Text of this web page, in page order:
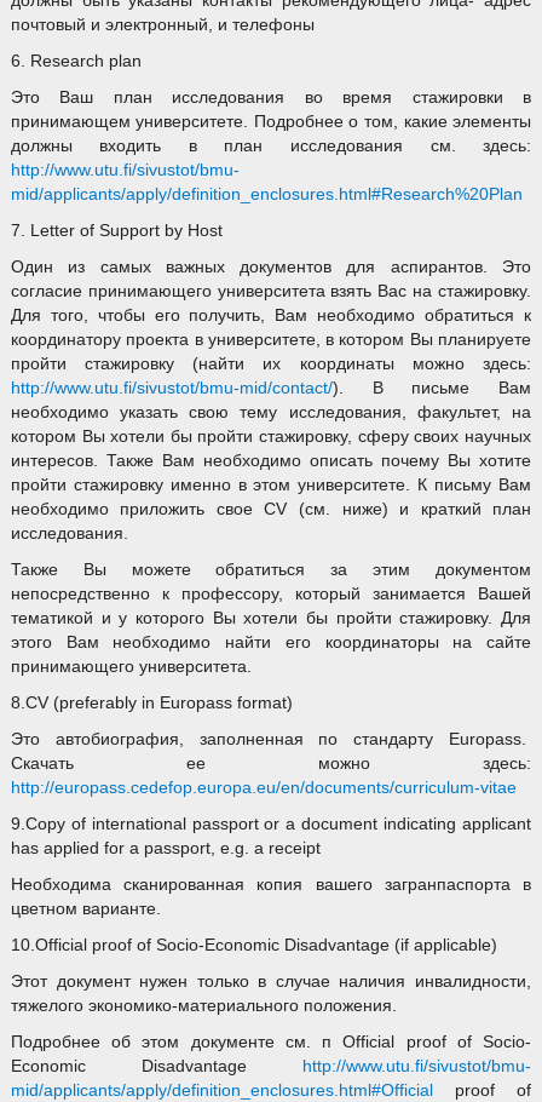
почтовый и электронный, и телефоны
6. Research plan
Это Ваш план исследования во время стажировки в
принимающем университете. Подробнее о том, какие элементы
должны входить в план исследования см. здесь:
http://www.utu.fi/sivustot/bmu-
mid/applicants/apply/definition_enclosures.html#Research%20Plan
7. Letter of Support by Host
Один из самых важных документов для аспирантов. Это
согласие принимающего университета взять Вас на стажировку.
Для того, чтобы его получить, Вам необходимо обратиться к
координатору проекта в университете, в котором Вы планируете
пройти стажировку (найти их координаты можно здесь:
http://www.utu.fi/sivustot/bmu-mid/contact/). В письме Вам
необходимо указать свою тему исследования, факультет, на
котором Вы хотели бы пройти стажировку, сферу своих научных
интересов. Также Вам необходимо описать почему Вы хотите
пройти стажировку именно в этом университете. К письму Вам
необходимо приложить свое CV (см. ниже) и краткий план
исследования.
Также Вы можете обратиться за этим документом
непосредственно к профессору, который занимается Вашей
тематикой и у которого Вы хотели бы пройти стажировку. Для
этого Вам необходимо найти его координаторы на сайте
принимающего университета.
8.CV (preferably in Europass format)
Это автобиография, заполненная по стандарту Europass.
Скачать ее можно здесь:
http://europass.cedefop.europa.eu/en/documents/curriculum-vitae
9.Copy of international passport or a document indicating applicant
has applied for a passport, e.g. a receipt
Необходима сканированная копия вашего загранпаспорта в
цветном варианте.
10.Official proof of Socio-Economic Disadvantage (if applicable)
Этот документ нужен только в случае наличия инвалидности,
тяжелого экономико-материального положения.
Подробнее об этом документе см. п Official proof of Socio-
Economic Disadvantage
http://www.utu.fi/sivustot/bmu-
mid/applicants/apply/definition_enclosures.html#Official
proof of